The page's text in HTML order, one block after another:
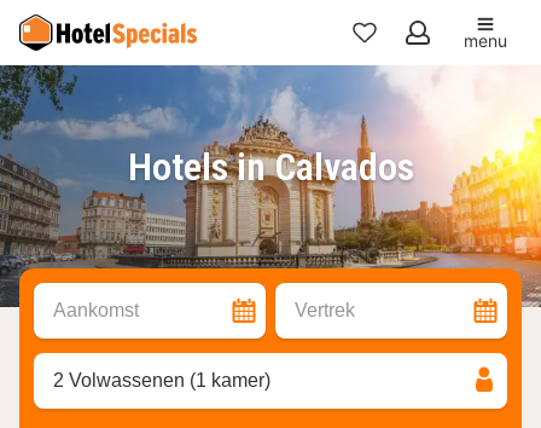
Mijn
favorieten
menu
Hotels in Calvados
Aankomst Vertrek
2 Volwassenen (1 kamer)